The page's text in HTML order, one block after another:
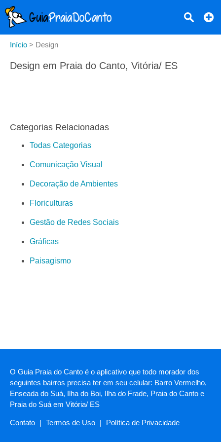
Início > Design
Design em Praia do Canto, Vitória/ ES
Categorias Relacionadas
Todas Categorias
Comunicação Visual
Decoração de Ambientes
Floriculturas
Gestão de Redes Sociais
Gráficas
Paisagismo
O Guia Praia do Canto é o aplicativo que todo morador dos
seguintes bairros precisa ter em seu celular: Barro Vermelho,
Enseada do Suá, Ilha do Boi, Ilha do Frade, Praia do Canto e
Praia do Suá em Vitória/ ES
Contato | Termos de Uso | Política de Privacidade